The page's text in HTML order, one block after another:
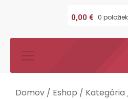
0,00 € 0 položiek
Domov / Eshop / Kategória